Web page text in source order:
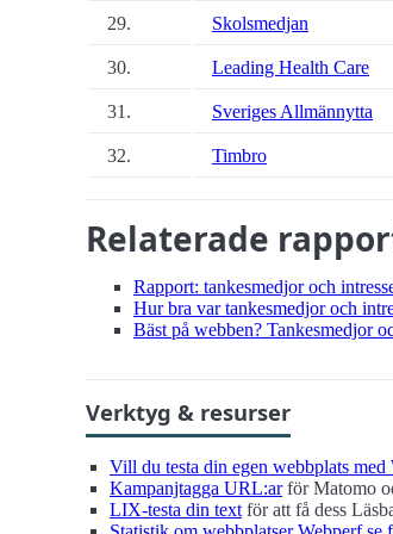
29. Skolsmedjan
30. Leading Health Care
31. Sveriges Allmännytta
32. Timbro
Relaterade
Rapport: tankesmedjor och
Hur bra var tankesmedjor och
Bäst på webben? Tankesmedjor
Verktyg & resurser
Vill du testa din egen webbplats med
Kampanjtagga URL:arför Matomo
LIX-testa din text för att få dess